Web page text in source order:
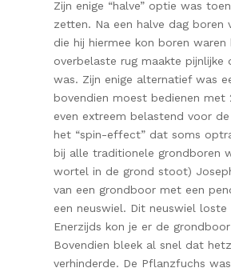
Zijn enige “halve” optie was
zetten. Na een halve dag boren
die hij hiermee kon boren
overbelaste rug maakte pijnlijke
was. Zijn enige alternatief was
bovendien moest bedienen
even extreem belastend voor
het “spin-effect” dat soms
bij alle traditionele grondboren
wortel in de grond stoot)
van een grondboor met een
een neuswiel. Dit neuswiel
Enerzijds kon je er de
Bovendien bleek al snel dat
verhinderde. De Pflanzfuchs